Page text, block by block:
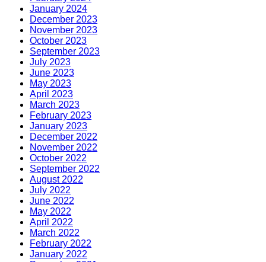
January 2024
December 2023
November 2023
October 2023
September 2023
July 2023
June 2023
May 2023
April 2023
March 2023
February 2023
January 2023
December 2022
November 2022
October 2022
September 2022
August 2022
July 2022
June 2022
May 2022
April 2022
March 2022
February 2022
January 2022